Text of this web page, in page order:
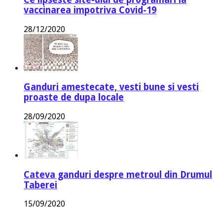
vaccinarea impotriva Covid-19
28/12/2020
Ganduri amestecate, vesti bune si vesti
proaste de dupa locale
28/09/2020
Cateva ganduri despre metroul din Drumul
Taberei
15/09/2020